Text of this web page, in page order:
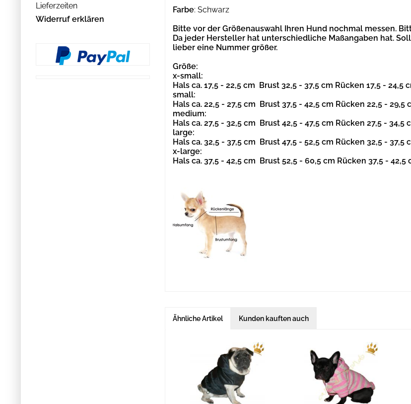
Lieferzeiten
Widerruf erklären
Farbe: Schwarz
Bitte vor der Größenauswahl Ihren Hund nochmal messen.
Da jeder Hersteller hat unterschiedliche Maßangaben hat.
lieber eine Nummer größer.
Größe:
x-small:
Hals ca. 17,5 - 22,5 cm Brust 32,5 - 37,5 cm Rücken 17,5 - 24,5
small:
Hals ca. 22,5 - 27,5 cm Brust 37,5 - 42,5 cm Rücken 22,5 - 29,5
medium:
Hals ca. 27,5 - 32,5 cm Brust 42,5 - 47,5 cm Rücken 27,5 - 34,5
large:
Hals ca. 32,5 - 37,5 cm Brust 47,5 - 52,5 cm Rücken 32,5 - 37,5
x-large:
Hals ca. 37,5 - 42,5 cm Brust 52,5 - 60,5 cm Rücken 37,5 - 42,5
Ähnliche Artikel Kunden kauften auch